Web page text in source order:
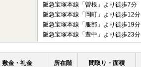
阪急宝塚本線「曽根」より徒歩7分
阪急宝塚本線「岡町」より徒歩12分
阪急宝塚本線「服部」より徒歩19分
阪急宝塚本線「豊中」より徒歩23分
敷金・礼金 所在階 間取り・面積